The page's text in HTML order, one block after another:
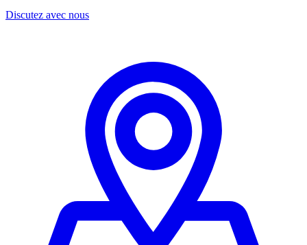
Discutez avec nous